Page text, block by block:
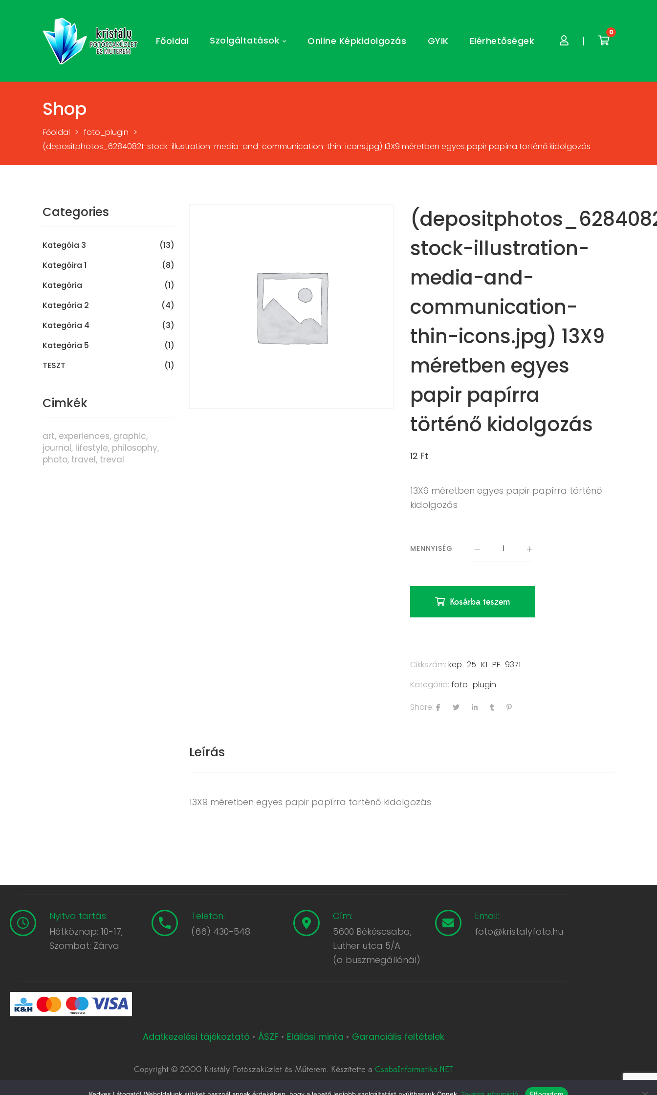
Főoldal Szolgáltatások Online Képkidolgozás GYIK Elérhetőségek
0
Shop
Főoldal > foto_plugin >
(depositphotos_62840821-stock-illustration-media-and-communication-thin-icons.jpg) 13X9 méretben egyes papir papírra történő kidolgozás
stock-illustration-
media-and-
communication-
thin-icons.jpg) 13X9
méretben egyes
papir papírra
történő kidolgozás
12 Ft
13X9 méretben egyes papir papírra történő
kidolgozás
MENNYISÉG
Kosárba teszem
Cikkszám:kep_25_K1_PF_9371
Kategória:foto_plugin
Share:
Leírás
13X9 méretben egyes papir papírra történő kidolgozás
Categories
Kategóia 3
(13)
Kategóira 1
(8)
Kategória
(1)
Kategória 2
(4)
Kategória 4
(3)
Kategória 5
(1)
TESZT
(1)
Cimkék
art experiences graphic
journal lifestyle philosophy
photo travel treval
Nyitva tartás:
Hétköznap: 10-17,
Szombat: Zárva
Telefon:
(66) 430-548
Cím:
5600 Békéscsaba,
Luther utca 5/A.
(a buszmegállónál)
Email:
foto@kristalyfoto.hu
Adatkezelési tájékoztató • ÁSZF • Elállási minta • Garanciális feltételek
Copyright © 2000 Kristály Fotószaküzlet és Műterem. Készítette a CsabaInformatika.NET